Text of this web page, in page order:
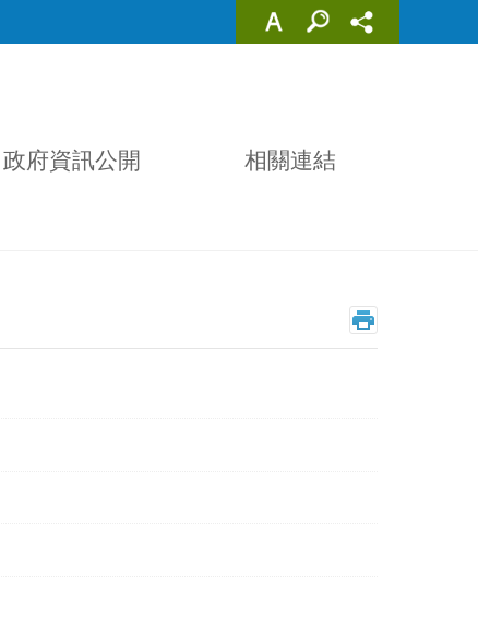
政府資訊公開
相關連結